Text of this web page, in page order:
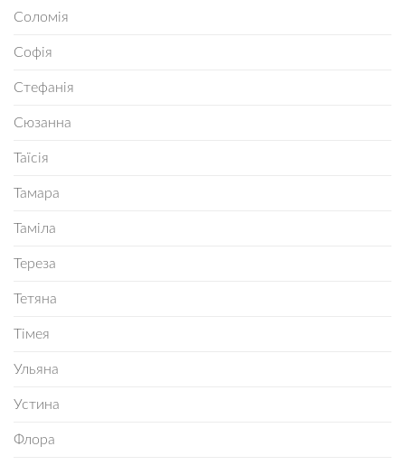
Соломія
Софія
Стефанія
Сюзанна
Таїсія
Тамара
Таміла
Тереза
Тетяна
Тімея
Ульяна
Устина
Флора